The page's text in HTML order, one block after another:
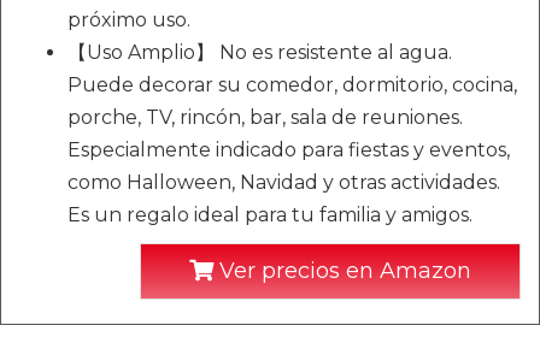
próximo uso.
【Uso Amplio】 No es resistente al agua.
Puede decorar su comedor, dormitorio, cocina,
porche, TV, rincón, bar, sala de reuniones.
Especialmente indicado para fiestas y eventos,
como Halloween, Navidad y otras actividades.
Es un regalo ideal para tu familia y amigos.
Ver precios en Amazon